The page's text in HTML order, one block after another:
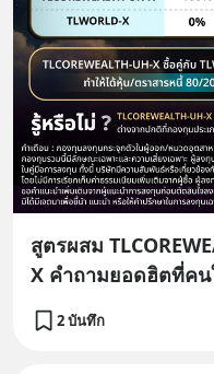
สูตรผสม
X คำถามยอดฮิตที่ค
2 บันทึก